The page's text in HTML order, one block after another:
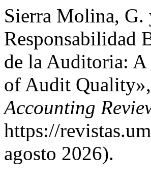
Sierra Molina, G.
Responsabilidad
de la Auditoria:
of Audit Quality»,
Accounting
https://
agosto 2026).